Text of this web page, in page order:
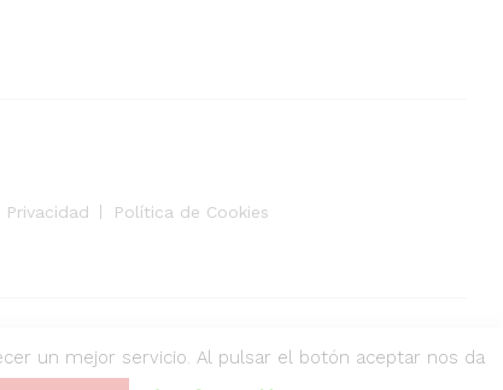
Política de Cookies
tarjeta de crédito
un mejor servicio. Al pulsar el botón aceptar nos da